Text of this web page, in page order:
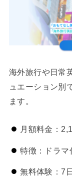
海外旅行や日常
ュエーション別
ます。
月額料金：
特徴：ドラマ
無料体験：7